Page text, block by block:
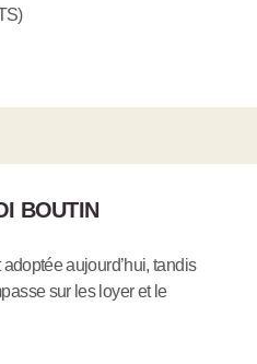
BOUTIN
aujourd’hui, tandis
sur les loyer et le